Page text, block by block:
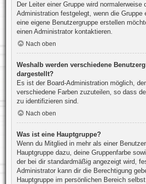
Der Leiter einer Gruppe wird normalerweise
Administration festgelegt, wenn die Gruppe
eine eigene Benutzergruppe erstellen
einen Administrator kontaktieren.
Nach oben
Weshalb werden verschiedene
dargestellt?
Es ist der Board-Administration möglich,
verschiedene Farben zuzuteilen, so dass
zu identifizieren sind.
Nach oben
Was ist eine Hauptgruppe?
Wenn du Mitglied in mehr als einer
Hauptgruppe dazu, deine Gruppenfarbe
der bei dir standardmäßig angezeigt wird,
Administrator kann dir die Berechtigung
Hauptgruppe im persönlichen Bereich